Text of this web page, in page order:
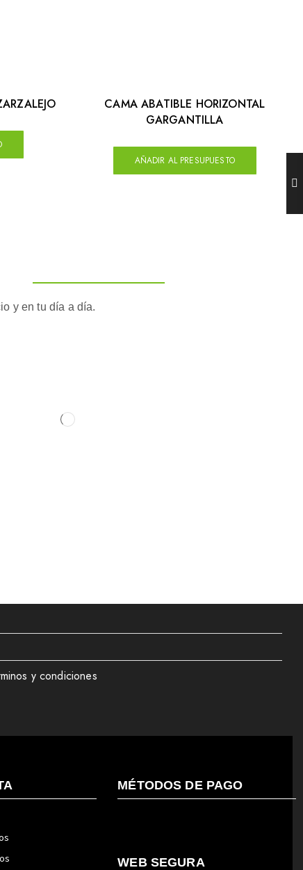
CAMA ABATIBLE HORIZONTAL
GARGANTILLA
AÑADIR AL PRESUPUESTO
y en tu día a día.
y condiciones
MÉTODOS DE PAGO
WEB SEGURA